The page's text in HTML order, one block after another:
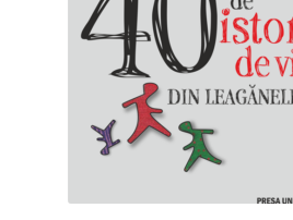
Distribuție